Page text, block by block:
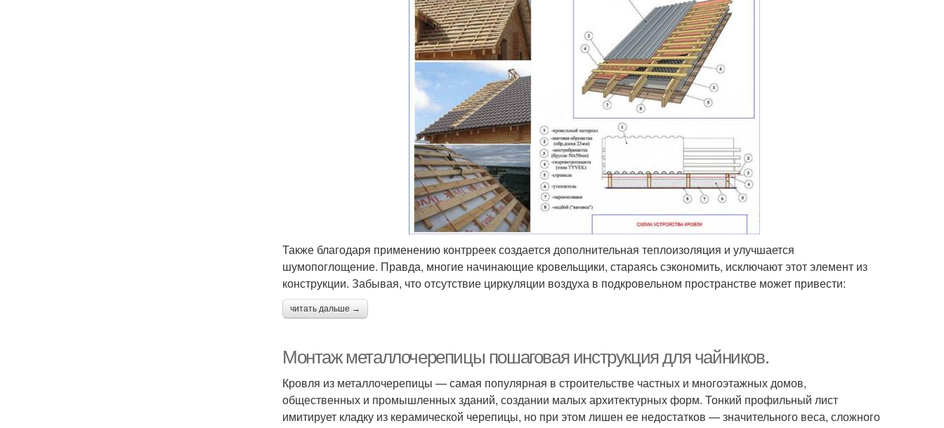
Также благодаря применению контрреек создается дополнительная теплоизоляция и улучшается
шумопоглощение. Правда, многие начинающие кровельщики, стараясь сэкономить, исключают этот элемент из
конструкции. Забывая, что отсутствие циркуляции воздуха в подкровельном пространстве может привести:
читать дальше →
Монтаж металлочерепицы пошаговая инструкция для чайников.
Кровля из металлочерепицы — самая популярная в строительстве частных и многоэтажных домов,
общественных и промышленных зданий, создании малых архитектурных форм. Тонкий профильный лист
имитирует кладку из керамической черепицы, но при этом лишен ее недостатков — значительного веса, сложного